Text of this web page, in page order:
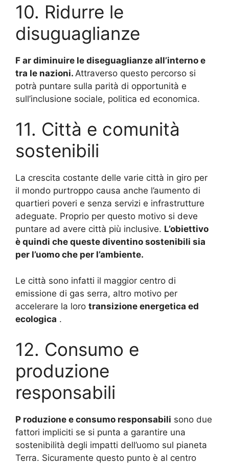
10. Ridurre le
disuguaglianze
F ar diminuire le diseguaglianze all’interno e
tra le nazioni. Attraverso questo percorso si
potrà puntare sulla parità di opportunità e
sull’inclusione sociale, politica ed economica.
11. Città e comunità
sostenibili
La crescita costante delle varie città in giro per
il mondo purtroppo causa anche l’aumento di
quartieri poveri e senza servizi e infrastrutture
adeguate. Proprio per questo motivo si deve
puntare ad avere città più inclusive. L’obiettivo
è quindi che queste diventino sostenibili sia
per l’uomo che per l’ambiente.
Le città sono infatti il ​​maggior centro di
emissione di gas serra, altro motivo per
accelerare la loro transizione energetica ed
ecologica .
12. Consumo e
produzione
responsabili
P roduzione e consumo responsabili sono due
fattori impliciti se si punta a garantire una
sostenibilità degli impatti dell’uomo sul pianeta
Terra. Sicuramente questo punto è al centro